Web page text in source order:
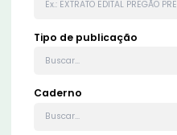
Tipo de publicação
Caderno